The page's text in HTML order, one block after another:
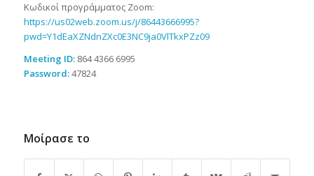
Κωδικοί προγράμματος Zoom:
https://us02web.zoom.us/j/86443666995?
pwd=Y1dEaXZNdnZXc0E3NC9ja0VlTkxPZz09
Meeting ID:864 4366 6995
Password:47824
Μοίρασε το